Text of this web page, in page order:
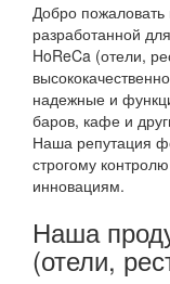
Добро
разработанной
HoReCa (отели,
надежные и
баров, кафе и
Наша репутация
строгому
инновациям.
Наша
(отели,